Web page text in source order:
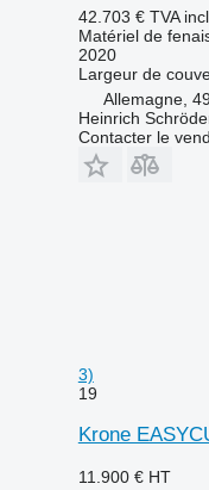
42.703 € TVA
Matériel de
2020
Largeur de
Allemagne,
Heinrich
Contacter le
3)
19
Krone
11.900 € HT